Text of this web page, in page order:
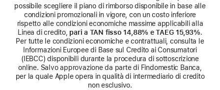
possibile scegliere il piano di rimborso disponibile in base alle
condizioni promozionali in vigore, con un costo inferiore
rispetto alle condizioni economiche massime applicabili alla
Linea di credito, pari a TAN fisso 14,88% e TAEG 15,93%.
Per tutte le condizioni economiche e contrattuali, consulta le
Informazioni Europee di Base sul Credito ai Consumatori
(IEBCC) disponibili durante la procedura di sottoscrizione
online. Salvo approvazione da parte di Findomestic Banca,
per la quale Apple opera in qualità di intermediario di credito
non esclusivo.